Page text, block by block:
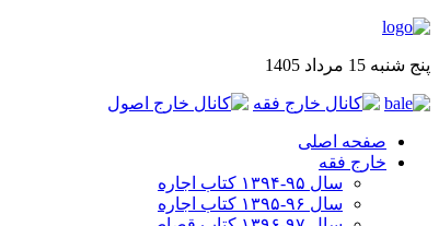
پنج شنبه 15 مرداد 1405
صفحه اصلی
خارج فقه
سال ۹۵-۱۳۹۴ کتاب اجاره
سال ۹۶-۱۳۹۵ کتاب اجاره